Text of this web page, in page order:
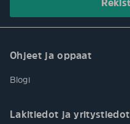
Ohjeet ja oppaat
Blogi
Lakitiedot ja yritystiedot